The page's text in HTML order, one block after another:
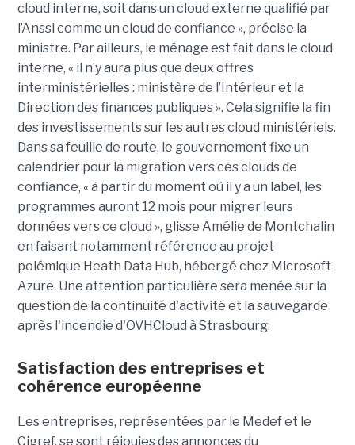
cloud interne, soit dans un cloud externe qualifié par
l’Anssi comme un cloud de confiance », précise la
ministre. Par ailleurs, le ménage est fait dans le cloud
interne, « il n’y aura plus que deux offres
interministérielles : ministère de l’Intérieur et la
Direction des finances publiques ». Cela signifie la fin
des investissements sur les autres cloud ministériels.
Dans sa feuille de route, le gouvernement fixe un
calendrier pour la migration vers ces clouds de
confiance, « à partir du moment où il y a un label, les
programmes auront 12 mois pour migrer leurs
données vers ce cloud », glisse Amélie de Montchalin
en faisant notamment référence au projet
polémique Heath Data Hub, hébergé chez Microsoft
Azure. Une attention particulière sera menée sur la
question de la continuité d'activité et la sauvegarde
après l'incendie d'OVHCloud à Strasbourg.
Satisfaction des entreprises et
cohérence européenne
Les entreprises, représentées par le Medef et le
Cigref, se sont réjouies des annonces du